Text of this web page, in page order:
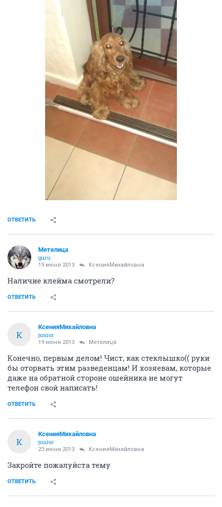
ОТВЕТИТЬ
Метелица
guru
19 июня 2013 КсенияМихайловна
Наличие клейма смотрели?
ОТВЕТИТЬ
К
КсенияМихайловна
junior
19 июня 2013 Метелица
Конечно, первым делом! Чист, как стеклышко(( руки
бы оторвать этим разведенцам! И хозяевам, которые
даже на обратной стороне ошейника не могут
телефон свой написать!
ОТВЕТИТЬ
К
КсенияМихайловна
junior
23 июня 2013 КсенияМихайловна
Закройте пожалуйста тему
ОТВЕТИТЬ